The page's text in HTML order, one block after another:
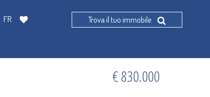
€ 830.000
FR Trova il tuo immobile